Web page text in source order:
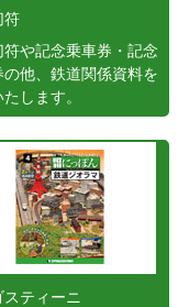
符
符や記念乗車券・記念
の他、鉄道関係資料を
します。
スティーニ